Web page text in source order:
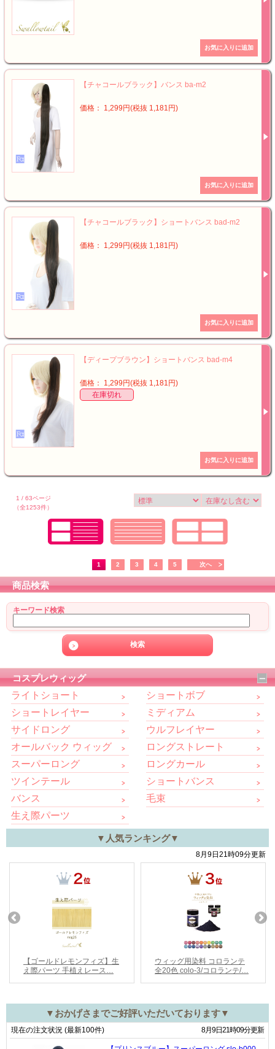
【チャコールブラック】バンス ba-m2
価格： 1,299円(税抜 1,181円)
【チャコールブラック】ショートバンス bad-m2
価格： 1,299円(税抜 1,181円)
【ディープブラウン】ショートバンス bad-m4
価格： 1,299円(税抜 1,181円)
在庫切れ
1 / 63ページ
（全1253件）
1 2 3 4 5 次へ
商品検索
キーワード検索
コスプレウィッグ
ライトショート
ショートレイヤー
サイドロング
オールバック ウィッグ
スーパーロング
ツインテール
バンス
生え際パーツ
ショートボブ
ミディアム
ウルフレイヤー
ロングストレート
ロングカール
ショートバンス
毛束
▼人気ランキング▼
▼おかげさまでご好評いただいております▼